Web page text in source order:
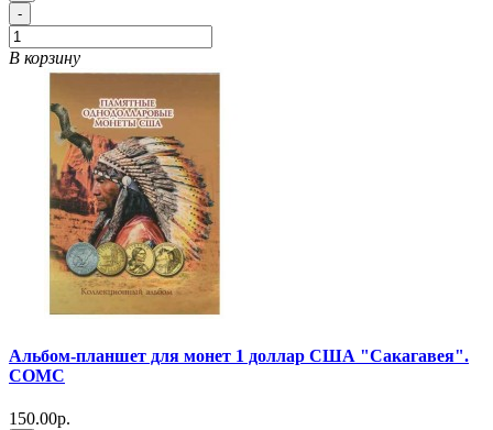
-
В корзину
Альбом-планшет для монет 1 доллар США "Сакагавея".
СОМС
150.00р.